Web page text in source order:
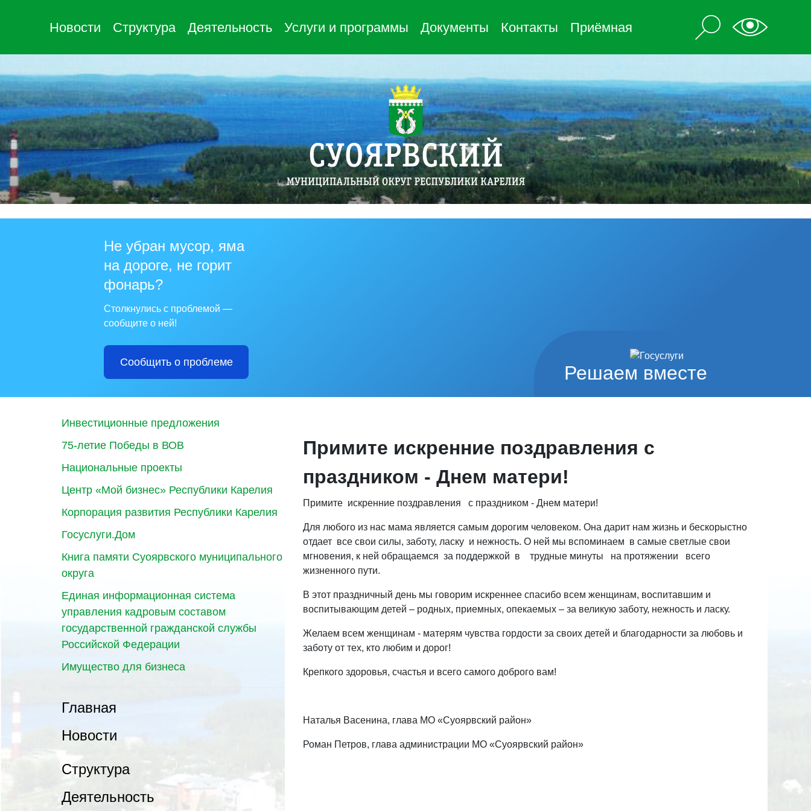
Новости Структура Деятельность Услуги и программы Документы Контакты Приёмная
Решаем вместе
Не убран мусор, яма
на дороге, не горит
фонарь?
Столкнулись с проблемой —
сообщите о ней!
Сообщить о проблеме
Инвестиционные предложения
75-летие Победы в ВОВ
Национальные проекты
Центр «Мой бизнес» Республики Карелия
Корпорация развития Республики Карелия
Госуслуги.Дом
Книга памяти Суоярвского муниципального
округа
Единая информационная система
управления кадровым составом
государственной гражданской службы
Российской Федерации
Имущество для бизнеса
Главная
Новости
Структура
Деятельность
Примите искренние поздравления с
праздником - Днем матери!
Примите искренние поздравления с праздником - Днем матери!
Для любого из нас мама является самым дорогим человеком. Она дарит нам жизнь и бескорыстно
отдает все свои силы, заботу, ласку и нежность. О ней мы вспоминаем в самые светлые свои
мгновения, к ней обращаемся за поддержкой в трудные минуты на протяжении всего
жизненного пути.
В этот праздничный день мы говорим искреннее спасибо всем женщинам, воспитавшим и
воспитывающим детей – родных, приемных, опекаемых – за великую заботу, нежность и ласку.
Желаем всем женщинам - матерям чувства гордости за своих детей и благодарности за любовь и
заботу от тех, кто любим и дорог!
Крепкого здоровья, счастья и всего самого доброго вам!
Наталья Васенина, глава МО «Суоярвский район»
Роман Петров, глава администрации МО «Суоярвский район»